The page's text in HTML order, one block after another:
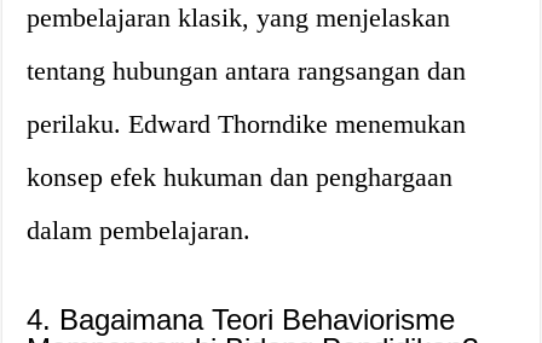
pembelajaran klasik, yang menjelaskan
tentang hubungan antara rangsangan dan
perilaku. Edward Thorndike menemukan
konsep efek hukuman dan penghargaan
dalam pembelajaran.
4. Bagaimana Teori Behaviorisme